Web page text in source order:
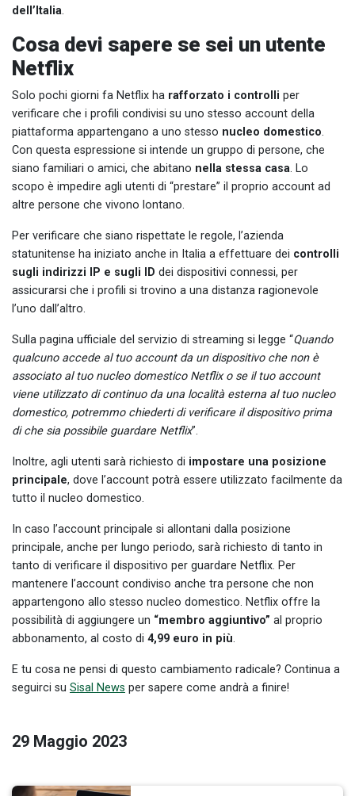
dell’Italia.
Cosa devi sapere se sei un utente
Netflix
Solo pochi giorni fa Netflix ha rafforzato i controlli per
verificare che i profili condivisi su uno stesso account della
piattaforma appartengano a uno stesso nucleo domestico.
Con questa espressione si intende un gruppo di persone, che
siano familiari o amici, che abitano nella stessa casa. Lo
scopo è impedire agli utenti di “prestare” il proprio account ad
altre persone che vivono lontano.
Per verificare che siano rispettate le regole, l’azienda
statunitense ha iniziato anche in Italia a effettuare dei controlli
sugli indirizzi IP e sugli ID dei dispositivi connessi, per
assicurarsi che i profili si trovino a una distanza ragionevole
l’uno dall’altro.
Sulla pagina ufficiale del servizio di streaming si legge “Quando
qualcuno accede al tuo account da un dispositivo che non è
associato al tuo nucleo domestico Netflix o se il tuo account
viene utilizzato di continuo da una località esterna al tuo nucleo
domestico, potremmo chiederti di verificare il dispositivo prima
di che sia possibile guardare Netflix”.
Inoltre, agli utenti sarà richiesto di impostare una posizione
principale, dove l’account potrà essere utilizzato facilmente da
tutto il nucleo domestico.
In caso l’account principale si allontani dalla posizione
principale, anche per lungo periodo, sarà richiesto di tanto in
tanto di verificare il dispositivo per guardare Netflix. Per
mantenere l’account condiviso anche tra persone che non
appartengono allo stesso nucleo domestico. Netflix offre la
possibilità di aggiungere un “membro aggiuntivo” al proprio
abbonamento, al costo di 4,99 euro in più.
E tu cosa ne pensi di questo cambiamento radicale? Continua a
seguirci su Sisal News per sapere come andrà a finire!
29 Maggio 2023